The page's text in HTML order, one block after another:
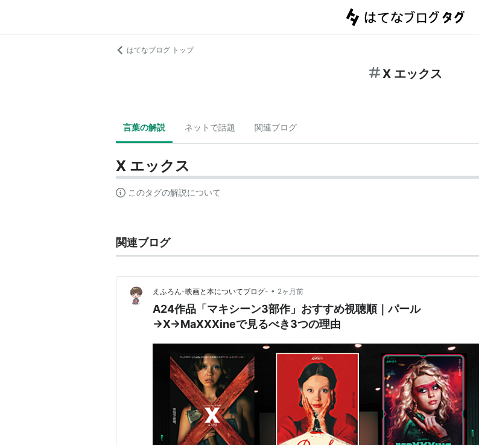
はてなブログ トップ
X エックス
言葉の解説 ネットで話題 関連ブログ
X エックス
このタグの解説について
関連ブログ
えふろん-映画と本についてブログ- • 2ヶ月前
A24作品「マキシーン3部作」おすすめ視聴順｜パール
→X→MaXXXineで見るべき3つの理由